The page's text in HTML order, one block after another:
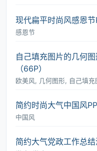
现代扁平时尚风感恩
感恩节
自己填充图片的几何
（66P）
欧美风, 几何图形, 自己填充
简约时尚大气中国风
中国风
简约大气党政工作总